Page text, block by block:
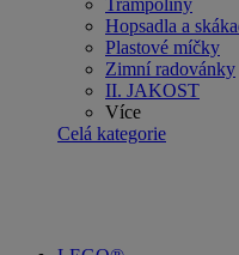
Trampolíny
Hopsadla a
Plastové míčky
Zimní radovánky
II. JAKOST
Více
Celá kategorie